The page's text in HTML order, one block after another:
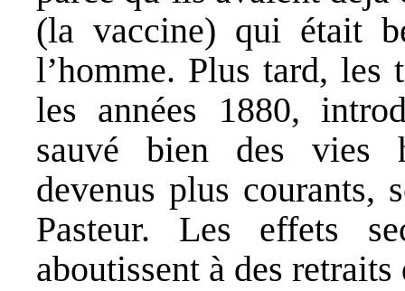
(la vaccine) qui était
l’homme. Plus tard, les
les années 1880,
sauvé bien des vies
devenus plus courants,
Pasteur. Les effets
aboutissent à des